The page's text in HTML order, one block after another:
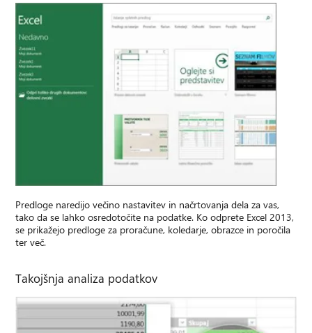
Predloge naredijo večino nastavitev in načrtovanja dela za vas,
tako da se lahko osredotočite na podatke. Ko odprete Excel 2013,
se prikažejo predloge za proračune, koledarje, obrazce in poročila
ter več.
Takojšnja analiza podatkov